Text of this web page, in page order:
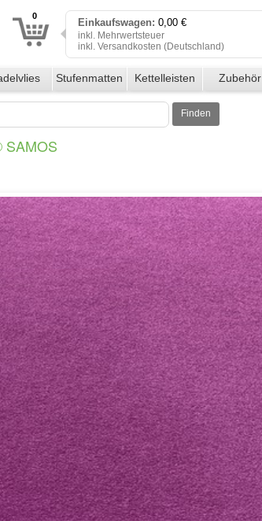
Einkaufswagen: 0,00 €
inkl. Mehrwertsteuer
inkl. Versandkosten (Deutschland)
Einkaufswagen anzeigen
Zur Kasse
Klicken Sie auf "Kaufen", um Ihre
Auf Wiedersehen!
0
Stufenmatten Kettelleisten Zubehör
Finden
SAMOS